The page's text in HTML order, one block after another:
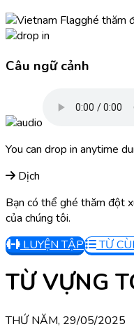
ghé thăm
Câu ngữ cảnh
You can drop in anytime
Dịch
Bạn có thể ghé thăm đột
của chúng tôi.
LUYỆN TẬP
TỪ
TỪ VỰNG
THỨ NĂM, 29/05/2025